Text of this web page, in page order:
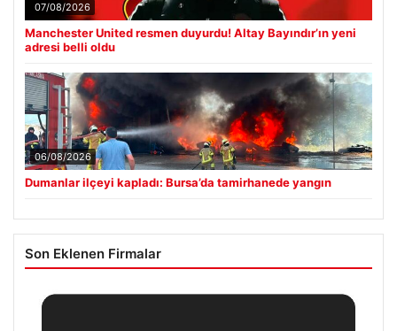
07/08/2026
Manchester United resmen duyurdu! Altay Bayındır’ın yeni
adresi belli oldu
06/08/2026
Dumanlar ilçeyi kapladı: Bursa’da tamirhanede yangın
Son Eklenen Firmalar